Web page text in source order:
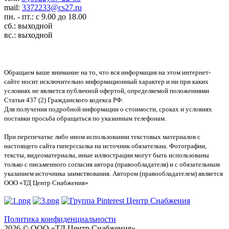
mail: 3372233@cs27.ru
пн. - пт.: с 9.00 до 18.00
сб.: выходной
вс.: выходной
Обращаем ваше внимание на то, что вся информация на этом интернет-
сайте носит исключительно информационный характер и ни при каких
условиях не является публичной офертой, определяемой положениями
Статьи 437 (2) Гражданского кодекса РФ.
Для получения подробной информации о стоимости, сроках и условиях
поставки просьба обращаться по указанным телефонам.
При перепечатке либо ином использовании текстовых материалов с
настоящего сайта гиперссылка на источник обязательна. Фотографии,
тексты, видеоматериалы, иные иллюстрации могут быть использованы
только с письменного согласия автора (правообладателя) и с обязательным
указанием источника заимствования. Автором (правообладателем) является
ООО «ТД Центр Снабжения»
Политика конфиденциальности